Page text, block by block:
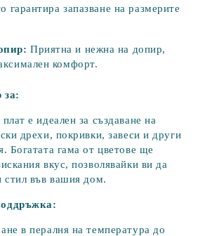
гарантира запазване на размерите
Приятна и нежна на допир,
комфорт.
за:
е идеален за създаване на
дрехи, покривки, завеси и други
Богатата гама от цветове ще
вкус, позволявайки ви да
стил във вашия дом.
в пералня на температура до